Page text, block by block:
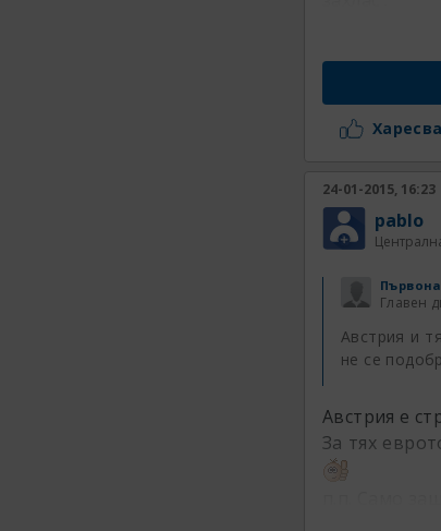
24-01-2015, 16:23
pablo
Главен
Австрия и
не се
Австрия е
За тях